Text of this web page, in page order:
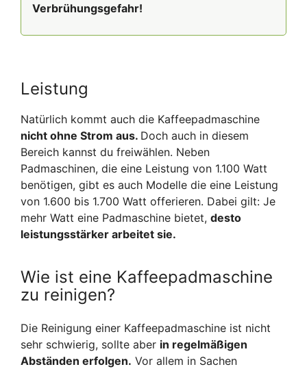
Verbrühungsgefahr!
Leistung
Natürlich kommt auch die Kaffeepadmaschine
nicht ohne Strom aus. Doch auch in diesem
Bereich kannst du freiwählen. Neben
Padmaschinen, die eine Leistung von 1.100 Watt
benötigen, gibt es auch Modelle die eine Leistung
von 1.600 bis 1.700 Watt offerieren. Dabei gilt: Je
mehr Watt eine Padmaschine bietet, desto
leistungsstärker arbeitet sie.
Wie ist eine Kaffeepadmaschine
zu reinigen?
Die Reinigung einer Kaffeepadmaschine ist nicht
sehr schwierig, sollte aber in regelmäßigen
Abständen erfolgen. Vor allem in Sachen